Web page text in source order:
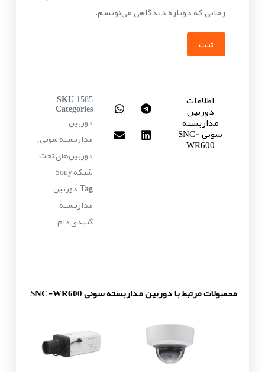
زمانی که دوباره دیدگاهی می‌نویسم.
ثبت
اطلاعات
دوربین
مداربسته
سونی SNC-
WR600
SKU 1585
Categories
دوربین
مداربسته سونی,
دوربین‌های تحت
شبکه Sony
Tag دوربین
مداربسته
گنبدی دام
محصولات مرتبط با دوربین مداربسته سونی SNC-WR600